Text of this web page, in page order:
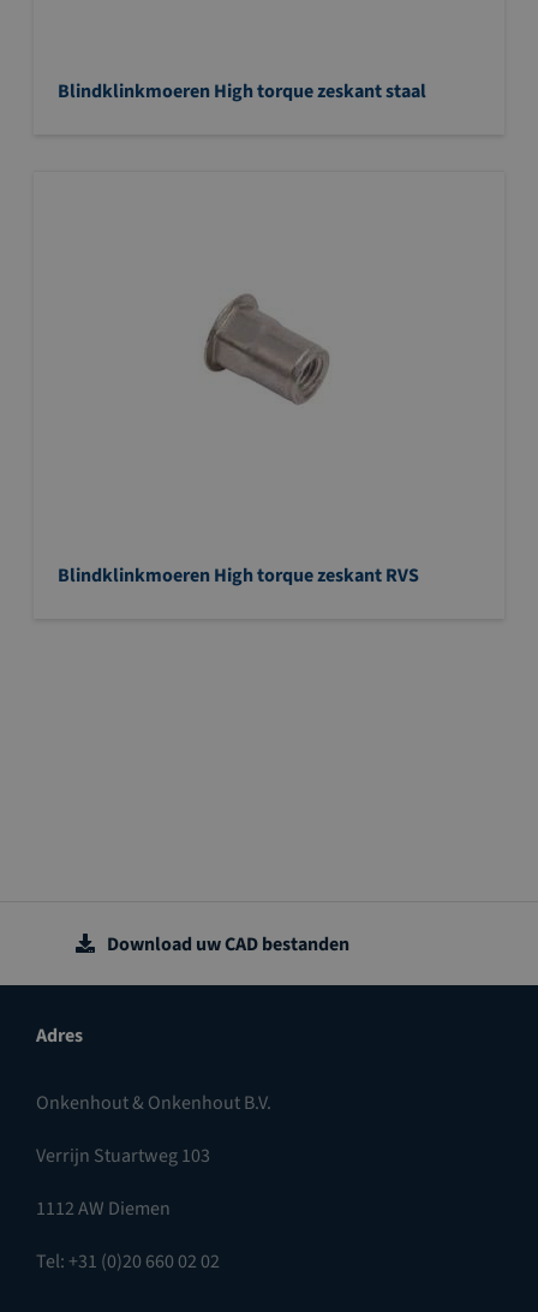
Blindklinkmoeren High torque zeskant staal
Blindklinkmoeren High torque zeskant RVS
Download uw CAD bestanden
Adres
Onkenhout & Onkenhout B.V.
Verrijn Stuartweg 103
1112 AW Diemen
Tel: +31 (0)20 660 02 02